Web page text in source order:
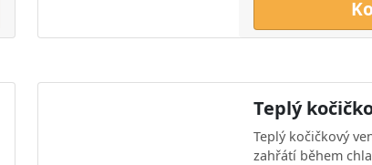
Teplý
Teplý kočičkový
zahřátí během